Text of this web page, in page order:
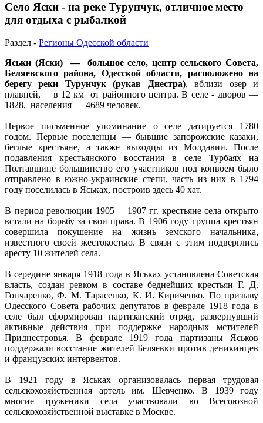
Село Яски - на реке Турунчук, отличное место
для отдыха с рыбалкой
Раздел - Регионы Одесской области
Яськи (Яски) — большое село, центр сельского Совета,
Беляевского района, Одесской области, расположено на
берегу реки Турунчук (рукав Днестра), вблизи озер и
плавней, в 12 км от районного центра. В селе - дворов —
1828, населения — 4689 человек.
Первое письменное упоминание о селе датируется 1780
годом. Первые поселенцы — бывшие запорожские казаки,
беглые крестьяне, а также выходцы из Молдавии. После
подавления крестьянского восстания в селе Турбаях на
Полтавщине большинство его участников под конвоем было
отправлено в южно-украинские степи, часть из них в 1794
году поселилась в Яськах, построив здесь 40 хат.
В период революции 1905— 1907 гг. крестьяне села открыто
встали на борьбу за свои права. В 1906 году группа крестьян
совершила покушение на жизнь земского начальника,
известного своей жестокостью. В связи с этим подверглись
аресту 10 жителей села.
В середине января 1918 года в Яськах установлена Советская
власть, создан ревком в составе беднейших крестьян Г. Д.
Гончаренко, Ф. М. Тарасенко, К. И. Кириченко. По призыву
Одесского Совета рабочих депутатов в феврале 1918 года в
селе был сформирован партизанский отряд, развернувший
активные действия при поддержке народных мстителей
Приднестровья. В феврале 1919 года партизаны Яськов
поддержали восстание жителей Беляевки против деникинцев
и французских интервентов.
В 1921 году в Яськах организовалась первая трудовая
сельскохозяйственная артель им. Шевченко. В 1939 году
многие труженики села участвовали во Всесоюзной
сельскохозяйственной выставке в Москве.